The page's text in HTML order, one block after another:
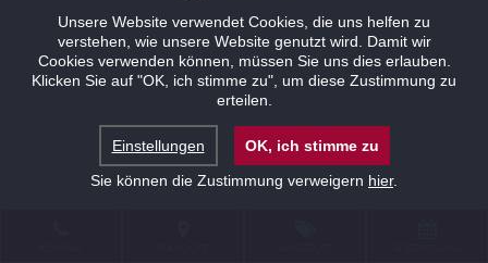
Unsere Website verwendet Cookies, die uns helfen zu
verstehen, wie unsere Website genutzt wird. Damit wir
Cookies verwenden können, müssen Sie uns dies erlauben.
Klicken Sie auf "OK, ich stimme zu", um diese Zustimmung zu
erteilen.
Einstellungen
OK, ich stimme zu
Sie können die Zustimmung verweigern hier.